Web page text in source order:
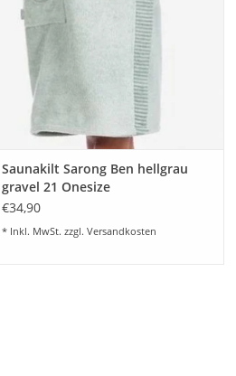
Saunakilt Sarong Ben hellgrau
gravel 21 Onesize
€34,90
* Inkl. MwSt. zzgl. Versandkosten